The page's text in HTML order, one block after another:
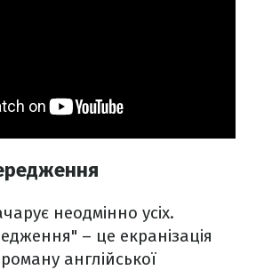
неодмінно усіх.
– це екранізація
англійської